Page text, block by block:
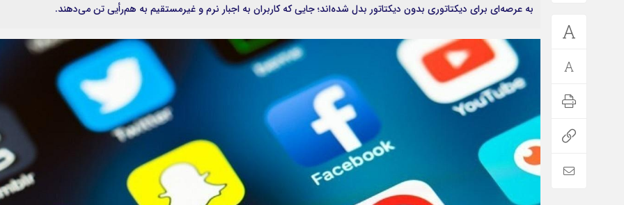
به عرصه‌ای برای دیکتاتوری بدون دیکتاتور بدل شده‌اند؛ جایی که کاربران به اجبار نرم و غیرمستقیم به هم‌رأیی تن می‌دهند.